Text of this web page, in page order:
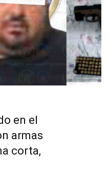
en el
armas
corta,